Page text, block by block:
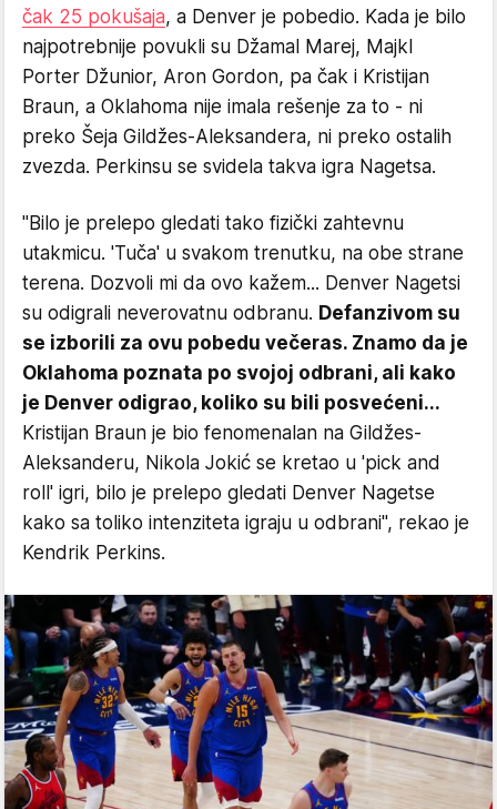
čak 25 pokušaja, a Denver je pobedio. Kada je bilo
najpotrebnije povukli su Džamal Marej, Majkl
Porter Džunior, Aron Gordon, pa čak i Kristijan
Braun, a Oklahoma nije imala rešenje za to - ni
preko Šeja Gildžes-Aleksandera, ni preko ostalih
zvezda. Perkinsu se svidela takva igra Nagetsa.
"Bilo je prelepo gledati tako fizički zahtevnu
utakmicu. 'Tuča' u svakom trenutku, na obe strane
terena. Dozvoli mi da ovo kažem... Denver Nagetsi
su odigrali neverovatnu odbranu. Defanzivom su
se izborili za ovu pobedu večeras. Znamo da je
Oklahoma poznata po svojoj odbrani, ali kako
je Denver odigrao, koliko su bili posvećeni...
Kristijan Braun je bio fenomenalan na Gildžes-
Aleksanderu, Nikola Jokić se kretao u 'pick and
roll' igri, bilo je prelepo gledati Denver Nagetse
kako sa toliko intenziteta igraju u odbrani", rekao je
Kendrik Perkins.